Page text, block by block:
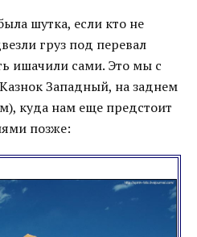
шутка, если кто не
груз под перевал
ишачили сами. Это мы с
Западный, на заднем
куда нам еще предстоит
позже: